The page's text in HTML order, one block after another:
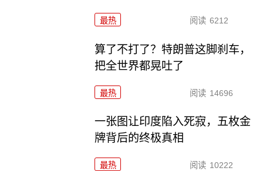
最热 阅读 6212
算了不打了？特朗普这脚刹车，
把全世界都晃吐了
最热 阅读 14696
一张图让印度陷入死寂，五枚金
牌背后的终极真相
最热 阅读 10222